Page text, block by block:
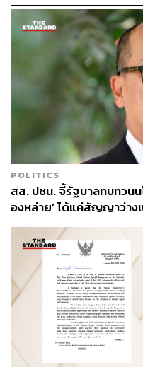
ส่วนทางด้าน เทพสุ บวรโช
ปปง. ออกประกาศแจ้งให้
ความเสี่ยงในการฟอกเงิ
ดังนั้นหากจะรับลูกค้าหรือ
เอกสารหลักฐานที่น่าเชื่อ
สอบเส้นทางการเงินอย่างเ
เสนอใช้โมเดลสิงคโปร์แ
ทั้งนี้ รายงานของ OHCHR
การตามตัวอย่างของรัฐบา
เปิดการสืบสวนทันที หลังมี
บริษัทของสิงคโปร์ส่งอาวุ
จากการดำเนินการดังกล่
ให้แก่รัฐบาลทหารเมียนมา
ขณะที่ พิธา ลิ้มเจริญรัตน์
ปรึกษาหัวหน้าพรรคก้าวไ
ประชุม ก็เสนอว่าควรนำเ
มาเป็นโมเดลต้นแบบ ว่าใ
POLITICS
สส. ปชน. จี้รัฐบาลทบทวน
องหล่าย’ ได้แค่สัญญาว่าง